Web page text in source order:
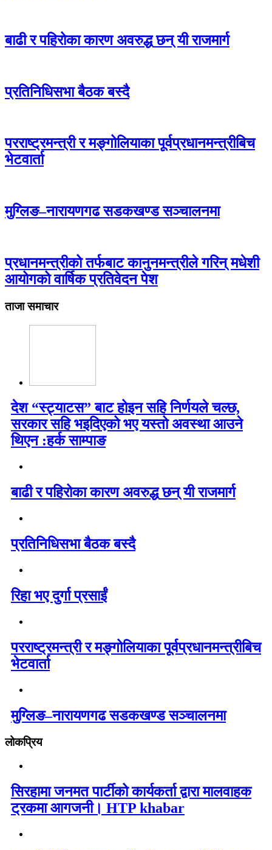
बाढी र पहिरोका कारण अवरुद्ध छन् यी राजमार्ग
प्रतिनिधिसभा बैठक बस्दै
परराष्ट्रमन्त्री र मङ्गोलियाका पूर्वप्रधानमन्त्रीबिच
भेटवार्ता
मुग्लिङ–नारायणगढ सडकखण्ड सञ्चालनमा
प्रधानमन्त्रीको तर्फबाट कानुनमन्त्रीले गरिन् मधेशी
आयोगको वार्षिक प्रतिवेदन पेश
ताजा समाचार
देश “स्ट्याटस” बाट होइन सहि निर्णयले चल्छ,
सरकार सहि भइदिएको भए यस्तो अवस्था आउने
थिएन :हर्क साम्पाङ
बाढी र पहिरोका कारण अवरुद्ध छन् यी राजमार्ग
प्रतिनिधिसभा बैठक बस्दै
रिहा भए दुर्गा प्रसाईं
परराष्ट्रमन्त्री र मङ्गोलियाका पूर्वप्रधानमन्त्रीबिच
भेटवार्ता
मुग्लिङ–नारायणगढ सडकखण्ड सञ्चालनमा
लोकप्रिय
सिरहामा जनमत पार्टीको कार्यकर्ता द्वारा मालवाहक
ट्रकमा आगजनी। HTP khabar